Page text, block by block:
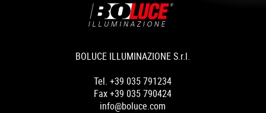
BOLUCE ILLUMINAZIONE S.r.l.
Tel. +39 035 791234
Fax +39 035 790424
info@boluce.com